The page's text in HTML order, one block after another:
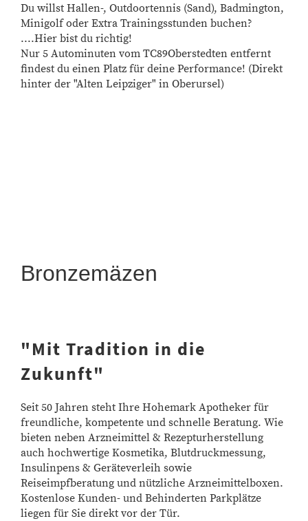
Du willst Hallen-, Outdoortennis (Sand), Badmington,
Minigolf oder Extra Trainingsstunden buchen?
....Hier bist du richtig!
Nur 5 Autominuten vom TC89Oberstedten entfernt
findest du einen Platz für deine Performance! (Direkt
hinter der "Alten Leipziger" in Oberursel)
Bronzemäzen
"Mit Tradition in die
Zukunft"
Seit 50 Jahren steht Ihre Hohemark Apotheker für
freundliche, kompetente und schnelle Beratung. Wie
bieten neben Arzneimittel & Rezepturherstellung
auch hochwertige Kosmetika, Blutdruckmessung,
Insulinpens & Geräteverleih sowie
Reiseimpfberatung und nützliche Arzneimittelboxen.
Kostenlose Kunden- und Behinderten Parkplätze
liegen für Sie direkt vor der Tür.